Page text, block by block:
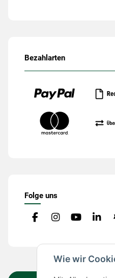
Wie wir
Bezahlarten
Folge uns